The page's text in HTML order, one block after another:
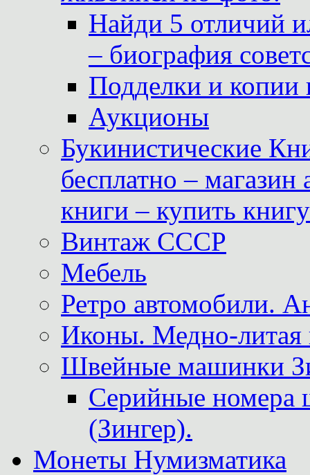
Найди 5 отличий
– биография
Подделки и копии
Аукционы
Букинистические
бесплатно –
книги – купить
Винтаж СССР
Мебель
Ретро автомобили.
Иконы. Медно-литая
Швейные машинки
Серийные
(Зингер).
Монеты Нумизматика